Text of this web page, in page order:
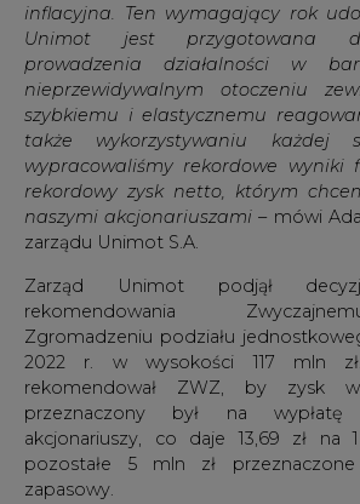
inflacyjna. Ten wymagający rok
Unimot jest przygotowana
prowadzenia działalności w
nieprzewidywalnym otoczeniu
szybkiemu i elastycznemu
także wykorzystywaniu każdej
wypracowaliśmy rekordowe wyniki
rekordowy zysk netto, którym
naszymi akcjonariuszami– mówi
zarządu Unimot S.A.
Zarząd Unimot podjął
rekomendowania
Zgromadzeniu podziału
2022 r. w wysokości 117 mln
rekomendował ZWZ, by zysk
przeznaczony był na
akcjonariuszy, co daje 13,69 zł na
pozostałe 5 mln zł
zapasowy.